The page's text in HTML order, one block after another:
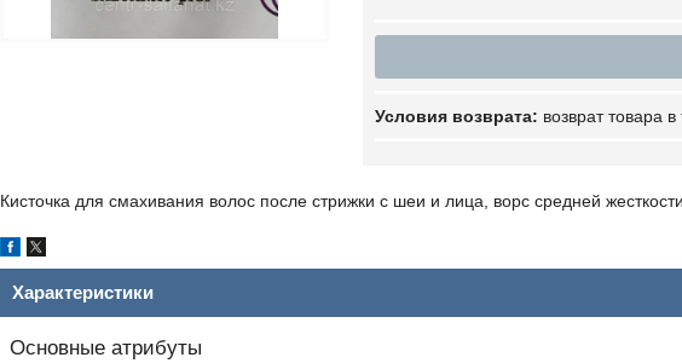
возврат товара
Кисточка для смахивания волос после стрижки с шеи и лица, ворс средней жесткости.
Характеристики
Основные атрибуты